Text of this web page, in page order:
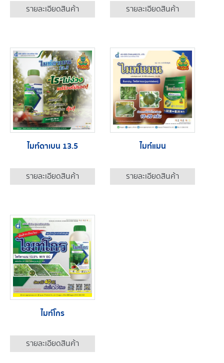
รายละเอียดสินค้า รายละเอียดสินค้า
ไมท์ดาเบน 13.5
รายละเอียดสินค้า
ไมท์แมน
รายละเอียดสินค้า
ไมท์โกร
รายละเอียดสินค้า